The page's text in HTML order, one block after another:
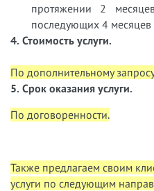
протяжении 2
последующих 4 месяцев
4. Стоимость услуги.
По дополнительному
5. Срок оказания услуги.
По договоренности.
Также предлагаем своим
услуги по следующим